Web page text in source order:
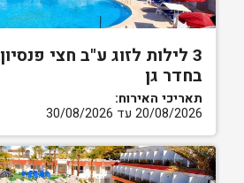
3 לילות לזוג ע"ב חצי פנסיון
בחדר גן
תאריכי האירוח:
20/08/2026 עד 30/08/2026